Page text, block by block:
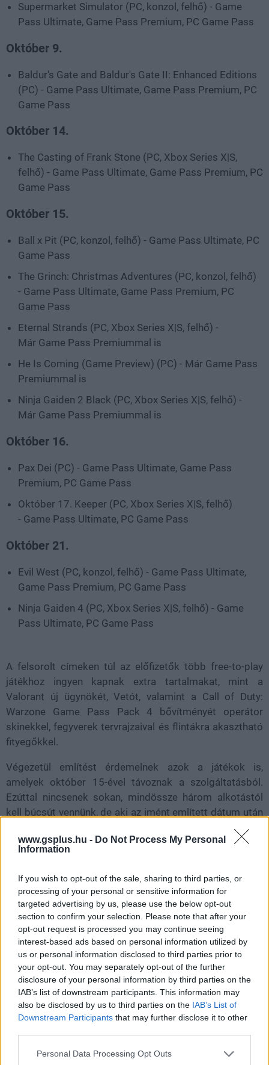
www.gsplus.hu - Do Not Process My Personal
Information
If you wish to opt-out of the sale, sharing to third parties, or
processing of your personal or sensitive information for
targeted advertising by us, please use the below opt-out
section to confirm your selection. Please note that after your
opt-out request is processed you may continue seeing
interest-based ads based on personal information utilized by
us or personal information disclosed to third parties prior to
your opt-out. You may separately opt-out of the further
disclosure of your personal information by third parties on the
IAB’s list of downstream participants. This information may
also be disclosed by us to third parties on the IAB’s List of
Downstream Participants that may further disclose it to other
Please note that this website/app uses one or more Google
Personal Data Processing Opt Outs
Supermarket Simulator (PC, konzol, felhő) - Game
Pass Ultimate, Game Pass Premium, PC Game Pass
Október 9.
Baldur's Gate and Baldur's Gate II: Enhanced Editions
(PC) - Game Pass Ultimate, Game Pass Premium, PC
Game Pass
Október 14.
The Casting of Frank Stone (PC, Xbox Series X|S,
felhő) - Game Pass Ultimate, Game Pass Premium, PC
Game Pass
Október 15.
Ball x Pit (PC, konzol, felhő) - Game Pass Ultimate, PC
Game Pass
The Grinch: Christmas Adventures (PC, konzol, felhő)
- Game Pass Ultimate, Game Pass Premium, PC
Game Pass
Eternal Strands (PC, Xbox Series X|S, felhő) -
Már Game Pass Premiummal is
He Is Coming (Game Preview) (PC) - Már Game Pass
Premiummal is
Ninja Gaiden 2 Black (PC, Xbox Series X|S, felhő) -
Már Game Pass Premiummal is
Október 16.
Pax Dei (PC) - Game Pass Ultimate, Game Pass
Premium, PC Game Pass
Október 17. Keeper (PC, Xbox Series X|S, felhő)
- Game Pass Ultimate, PC Game Pass
Október 21.
Evil West (PC, konzol, felhő) - Game Pass Ultimate,
Game Pass Premium, PC Game Pass
Ninja Gaiden 4 (PC, Xbox Series X|S, felhő) - Game
Pass Ultimate, PC Game Pass
A felsorolt címeken túl az előfizetők több free-to-play
játékhoz ingyen kapnak extra tartalmakat, mint a
Valorant új ügynökét, Vetót, valamint a Call of Duty:
Warzone Game Pass Pack 4 bővítményét operátor
skinekkel, fegyverek tervrajzaival és flintákra akasztható
fityegőkkel.
Végezetül említést érdemelnek azok a játékok is,
amelyek október 15-ével távoznak a szolgáltatásból.
Ezúttal nincsenek sokan, mindössze három alkotástól
kell búcsút vennünk, de aki az imént említett dátum után
is folytatná az ismerkedést, 20 százalékkal olcsóbban
megveheti bármelyiket.
Core Keeper (PC, konzol, felhő)
Teenage Mutant Ninja Turtles Mutants Unleashed (PC,
konzol, felhő)
Nem akarsz lemaradni semmiről?
Rengeteg hír és cikk vár rád, lehet, hogy éppen nem
jön szembe GSO-n vagy a social médiában. Segítünk,
hogy naprakész maradj, kiválogatjuk neked a
legjobbakat,iratkozz fel hírlevelünkre!